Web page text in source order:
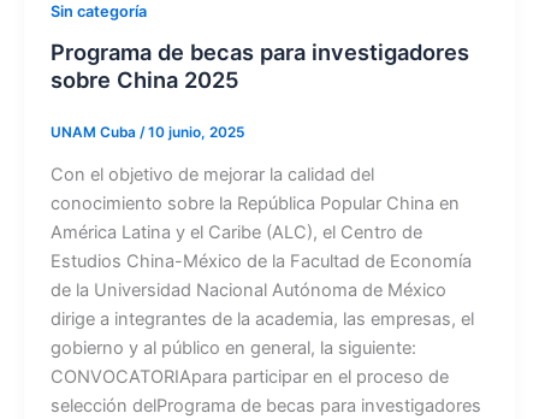
Sin categoría
Programa de becas para investigadores
sobre China 2025
UNAM Cuba /10 junio, 2025
Con el objetivo de mejorar la calidad del
conocimiento sobre la República Popular China en
América Latina y el Caribe (ALC), el Centro de
Estudios China-México de la Facultad de Economía
de la Universidad Nacional Autónoma de México
dirige a integrantes de la academia, las empresas, el
gobierno y al público en general, la siguiente:
CONVOCATORIApara participar en el proceso de
selección delPrograma de becas para investigadores